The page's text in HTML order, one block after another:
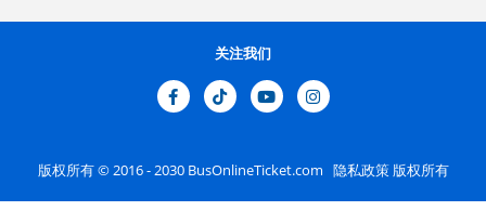
版权所有 © 2016 - 2030BusOnlineTicket.com 隐私政策版权所有
关注我们